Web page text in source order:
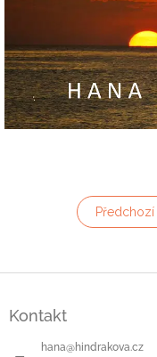
Kontakt
hana@hindrakova.cz